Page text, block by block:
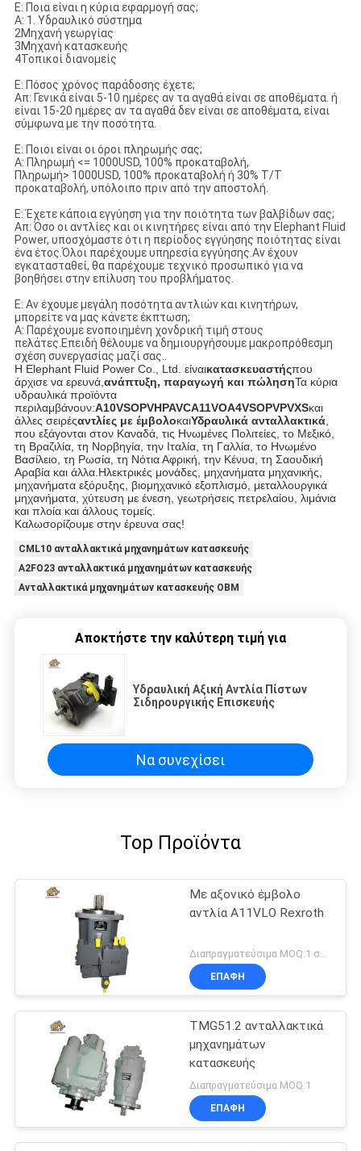
Ε: Ποια είναι η κύρια εφαρμογή σας;
Α: 1. Υδραυλικό σύστημα
2Μηχανή γεωργίας
3Μηχανή κατασκευής
4Τοπικοί διανομείς
Ε: Πόσος χρόνος παράδοσης έχετε;
Απ: Γενικά είναι 5-10 ημέρες αν τα αγαθά είναι σε αποθέματα. ή
είναι 15-20 ημέρες αν τα αγαθά δεν είναι σε αποθέματα, είναι
σύμφωνα με την ποσότητα.
Ε: Ποιοι είναι οι όροι πληρωμής σας;
Α: Πληρωμή <= 1000USD, 100% προκαταβολή,
Πληρωμή> 1000USD, 100% προκαταβολή ή 30% T/T
προκαταβολή, υπόλοιπο πριν από την αποστολή.
Ε: Έχετε κάποια εγγύηση για την ποιότητα των βαλβίδων σας;
Απ: Όσο οι αντλίες και οι κινητήρες είναι από την Elephant Fluid
Power, υποσχόμαστε ότι η περίοδος εγγύησης ποιότητας είναι
ένα έτος.Όλοι παρέχουμε υπηρεσία εγγύησης.Αν έχουν
εγκατασταθεί, θα παρέχουμε τεχνικό προσωπικό για να
βοηθήσει στην επίλυση του προβλήματος.
Ε: Αν έχουμε μεγάλη ποσότητα αντλιών και κινητήρων,
μπορείτε να μας κάνετε έκπτωση;
Α: Παρέχουμε ενοποιημένη χονδρική τιμή στους
πελάτες.Επειδή θέλουμε να δημιουργήσουμε μακροπρόθεσμη
σχέση συνεργασίας μαζί σας..
Η Elephant Fluid Power Co., Ltd. είναικατασκευαστήςπου
άρχισε να ερευνά,ανάπτυξη, παραγωγή και πώλησηΤα κύρια
υδραυλικά προϊόντα
περιλαμβάνουν:Α10VSOPVHPAVCA11VOA4VSOPVPVXSκαι
άλλες σειρέςαντλίες με έμβολοκαιΥδραυλικά ανταλλακτικά,
που εξάγονται στον Καναδά, τις Ηνωμένες Πολιτείες, το Μεξικό,
τη Βραζιλία, τη Νορβηγία, την Ιταλία, τη Γαλλία, το Ηνωμένο
Βασίλειο, τη Ρωσία, τη Νότια Αφρική, την Κένυα, τη Σαουδική
Αραβία και άλλα.Ηλεκτρικές μονάδες, μηχανήματα μηχανικής,
μηχανήματα εξόρυξης, βιομηχανικό εξοπλισμό, μεταλλουργικά
μηχανήματα, χύτευση με ένεση, γεωτρήσεις πετρελαίου, λιμάνια
και πλοία και άλλους τομείς.
Καλωσορίζουμε στην έρευνα σας!
CML10 ανταλλακτικά μηχανημάτων κατασκευής
A2FO23 ανταλλακτικά μηχανημάτων κατασκευής
Ανταλλακτικά μηχανημάτων κατασκευής OBM
Αποκτήστε την καλύτερη τιμή για
Υδραυλική Αξική Αντλία Πίστων
Σιδηρουργικής Επισκευής
Να συνεχίσει
Top Προϊόντα
Με αξονικό έμβολο
αντλία A11VLO Rexroth
Διαπραγματεύσιμα MOQ:1 σύνολο
ΕΠΑΦΉ
TMG51.2 ανταλλακτικά
μηχανημάτων
κατασκευής
Διαπραγματεύσιμα MOQ:1
ΕΠΑΦΉ